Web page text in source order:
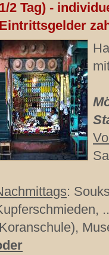
2 Tag) -
: